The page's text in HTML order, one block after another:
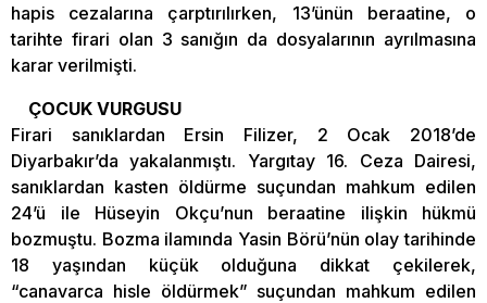
hapis cezalarına çarptırılırken, 13’ünün beraatine, o
tarihte firari olan 3 sanığın da dosyalarının ayrılmasına
karar verilmişti.
ÇOCUK VURGUSU
Firari sanıklardan Ersin Filizer, 2 Ocak 2018’de
Diyarbakır’da yakalanmıştı. Yargıtay 16. Ceza Dairesi,
sanıklardan kasten öldürme suçundan mahkum edilen
24’ü ile Hüseyin Okçu’nun beraatine ilişkin hükmü
bozmuştu. Bozma ilamında Yasin Börü’nün olay tarihinde
18 yaşından küçük olduğuna dikkat çekilerek,
“canavarca hisle öldürmek” suçundan mahkum edilen